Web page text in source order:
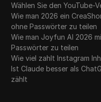
Wählen Sie den YouTube-
Wie man 2026 ein
ohne Passwörter zu teilen
Wie man Joyfun AI 2026
Passwörter zu teilen
Wie viel zahlt Instagram
Ist Claude besser als
zählt